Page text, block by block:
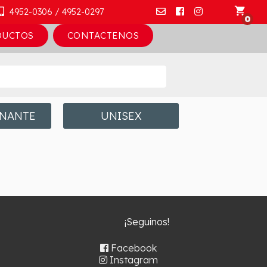
4952-0306 / 4952-0297 shopping_cart
CONTACTENOS
UNISEX
¡Seguinos!
Facebook
Instagram